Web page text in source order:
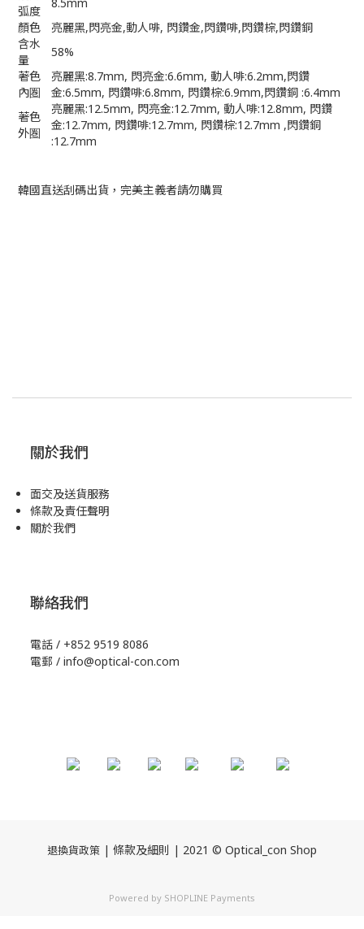
弧度
顏色
亮麗黑,閃亮金,動人啡, 閃鑽金,閃鑽啡,閃鑽棕,閃鑽銅
含水
量
58%
著色
內圏
亮麗黑:8.7mm, 閃亮金:6.6mm, 動人啡:6.2mm,閃鑽
金:6.5mm, 閃鑽啡:6.8mm, 閃鑽棕:6.9mm,閃鑽銅 :6.4mm
著色
外圏
亮麗黑:12.5mm, 閃亮金:12.7mm, 動人啡:12.8mm, 閃鑽
金:12.7mm, 閃鑽啡:12.7mm, 閃鑽棕:12.7mm ,閃鑽銅
:12.7mm
韓國直送刮碼出貨，完美主義者請勿購買
關於我們
面交及送貨服務
條款及責任聲明
關於我們
聯絡我們
電話 / +852 9519 8086
電郵 / info@optical-con.com
退換貨政策 | 條款及細則 | 2021 © Optical_con Shop
Powered by SHOPLINE Payments